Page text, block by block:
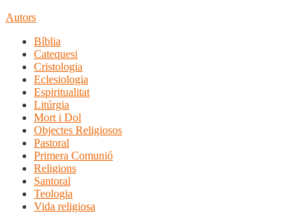
Autors
Bíblia
Catequesi
Cristologia
Eclesiologia
Espiritualitat
Litúrgia
Mort i Dol
Objectes Religiosos
Pastoral
Primera Comunió
Religions
Santoral
Teologia
Vida religiosa